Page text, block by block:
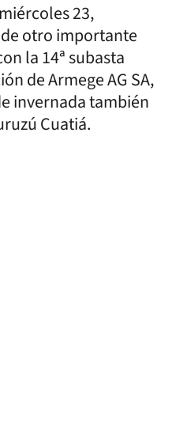
23,
otro importante
la 14ª subasta
de Armege AG SA,
invernada también
Cuatiá.